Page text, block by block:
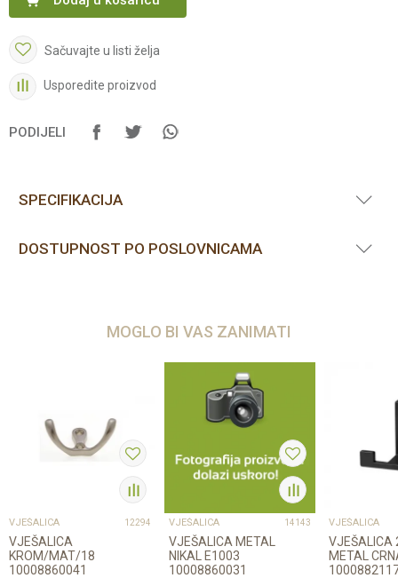
Sačuvajte u listi želja
Usporedite proizvod
PODIJELI
SPECIFIKACIJA
DOSTUPNOST PO POSLOVNICAMA
MOGLO BI VAS ZANIMATI
VJEŠALICA 12294
VJEŠALICA
KROM/MAT/18
10008860041
VJEŠALICA 14143
VJEŠALICA METAL
NIKAL E1003
10008860031
VJEŠALICA
VJEŠALICA
METAL